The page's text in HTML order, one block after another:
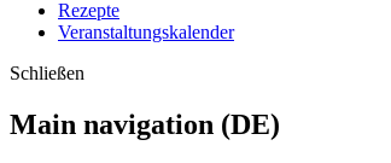
Rezepte
Veranstaltungskalender
Schließen
Main navigation (DE)